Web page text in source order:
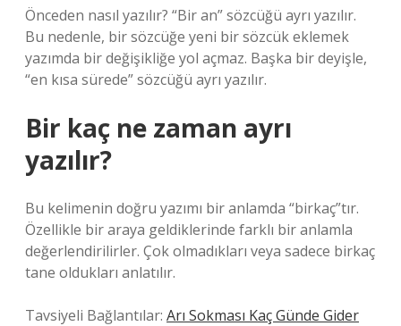
Önceden nasıl yazılır? “Bir an” sözcüğü ayrı yazılır.
Bu nedenle, bir sözcüğe yeni bir sözcük eklemek
yazımda bir değişikliğe yol açmaz. Başka bir deyişle,
“en kısa sürede” sözcüğü ayrı yazılır.
Bir kaç ne zaman ayrı
yazılır?
Bu kelimenin doğru yazımı bir anlamda “birkaç”tır.
Özellikle bir araya geldiklerinde farklı bir anlamla
değerlendirilirler. Çok olmadıkları veya sadece birkaç
tane oldukları anlatılır.
Tavsiyeli Bağlantılar: Arı Sokması Kaç Günde Gider